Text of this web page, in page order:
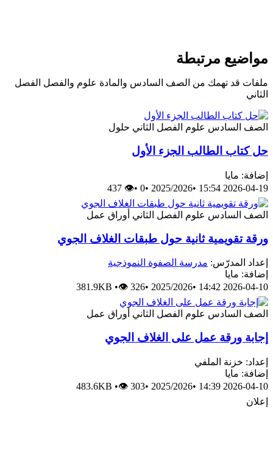
مواضيع مرتبطة
ملفات قد تهمك من الصف السادس والمادة علوم والفصل الفصل
الثاني
الصف السادس علوم الفصل الثاني حلول
حل كتاب الطالب الجزء الأول
إضافة: مايا
2026-04-19 15:54
•
2025/2026
•
0
•
👁 437
الصف السادس علوم الفصل الثاني أوراق عمل
ورقة تقويمية ثانية حول طبقات الغلاف الجوي
إعداد المدرّس: مدرسة الصفوة النموذجية
إضافة: مايا
2026-04-10 14:42
•
2025/2026
•
381.9KB •👁 326
الصف السادس علوم الفصل الثاني أوراق عمل
إجابة ورقة عمل على الغلاف الجوي
إعداد: خزنة الملفي
إضافة: مايا
2026-04-10 14:39
•
2025/2026
•
483.6KB •👁 303
إعلان